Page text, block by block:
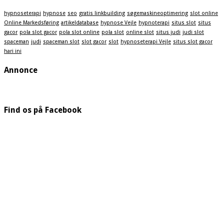
hypnoseterapi hypnose seo gratis linkbuilding søgemaskineoptimering slot online
Online Markedsføring artikeldatabase hypnose Vejle hypnoterapi situs slot situs
gacor pola slot gacor pola slot online pola slot online slot situs judi judi slot
spaceman judi spaceman slot slot gacor slot hypnoseterapi Vejle situs slot gacor
hari ini
Annonce
Find os på Facebook